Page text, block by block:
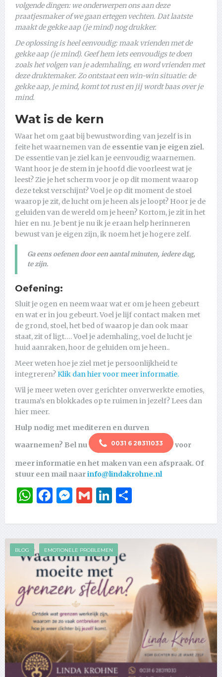
volgende dingen: we onderwerpen ons aan deze
praatjesmaker of we gaan ertegen vechten. Dat laatste
maakt de gekke aap (je mind) nog drukker.
De oplossing is heel eenvoudig: maak vrienden met de
gekke aap (je mind). Geef hem iets eenvoudigs te doen
zoals het volgen van je ademhaling, en word vrienden met
deze druktemaker. Zo ontstaat een win-win situatie: de
gekke aap, je mind, komt tot rust en jij wordt baas over je
mind.
Wat is de kern
Waar het om gaat bij bewustwording van jezelf is in
feite het waarnemen van de essentie van je eigen ziel.
De essentie van je ziel kan je eenvoudig waarnemen.
Want hoor je de stem in je hoofd die voorleest wat je
leest? Zie je het scherm voor je op dit moment waarop
deze tekst verschijnt? Voel je op dit moment de stoel
waarop je zit, de lucht om je heen als je loopt? Hoor je de
geluiden van de wereld om je heen? Kortom, je zit in het
hier en nu. Je bent je nu ik je eraan help herinneren
bewust van je eigen zijn, ik noem het je hogere zelf.
Ga eens oefenen door een aantal minuten, iedere dag,
te zijn.
Oefening:
Sluit je ogen en neem waar wat er om je heen gebeurt
en wat er in jou gebeurt. Voel je lijf contact maken met
de grond, stoel, het bed of waarop je dan ook maar
staat, zit of ligt…. Voel je ademhaling, voel de lucht je
huid aanraken, hoor de geluiden om je heen..
Meer weten hoe je ziel met je persoonlijkheid te
integreren?Klik dan hier voor meer informatie.
Wil je meer weten over gerichter onverwerkte emoties,
trauma’s en blokkades op te ruimen in jezelf? Lees dan
hier meer.
Hulp nodig met mediteren en durven
waarnemen? Bel nu 0031 6 28311033 voor
meer informatie en het maken van een afspraak. Of
stuur een mail naarinfo@lindakrohne.nl
WhatsApp
Facebook
Messenger
GmailLinkedIn
BLOG EMOTIONELE PROBLEMEN